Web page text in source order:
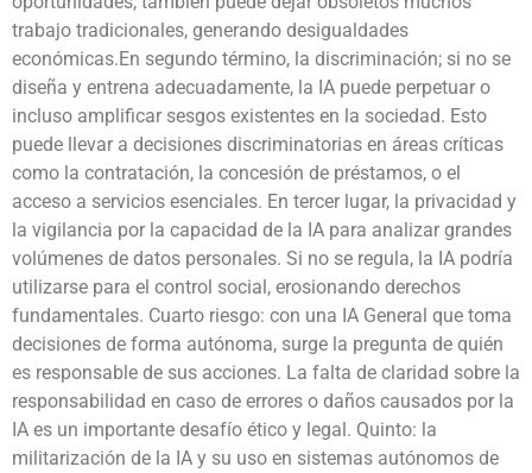
trabajo tradicionales, generando desigualdades
económicas.En segundo término, la discriminación; si no se
diseña y entrena adecuadamente, la IA puede perpetuar o
incluso amplificar sesgos existentes en la sociedad. Esto
puede llevar a decisiones discriminatorias en áreas críticas
como la contratación, la concesión de préstamos, o el
acceso a servicios esenciales. En tercer lugar, la privacidad y
la vigilancia por la capacidad de la IA para analizar grandes
volúmenes de datos personales. Si no se regula, la IA podría
utilizarse para el control social, erosionando derechos
fundamentales. Cuarto riesgo: con una IA General que toma
decisiones de forma autónoma, surge la pregunta de quién
es responsable de sus acciones. La falta de claridad sobre la
responsabilidad en caso de errores o daños causados por la
IA es un importante desafío ético y legal. Quinto: la
militarización de la IA y su uso en sistemas autónomos de